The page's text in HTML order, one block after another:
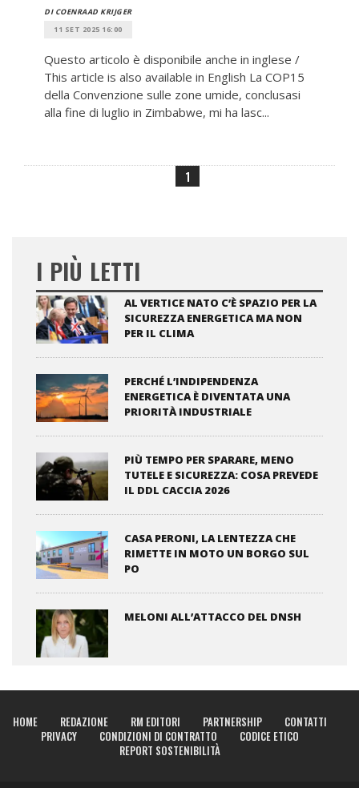
DI COENRAAD KRIJGER
11 SET 2025 16:00
Questo articolo è disponibile anche in inglese /
This article is also available in English La COP15
della Convenzione sulle zone umide, conclusasi
alla fine di luglio in Zimbabwe, mi ha lasc...
1
I PIÙ LETTI
AL VERTICE NATO C’È SPAZIO PER LA
SICUREZZA ENERGETICA MA NON
PER IL CLIMA
PERCHÉ L’INDIPENDENZA
ENERGETICA È DIVENTATA UNA
PRIORITÀ INDUSTRIALE
PIÙ TEMPO PER SPARARE, MENO
TUTELE E SICUREZZA: COSA PREVEDE
IL DDL CACCIA 2026
CASA PERONI, LA LENTEZZA CHE
RIMETTE IN MOTO UN BORGO SUL
PO
MELONI ALL’ATTACCO DEL DNSH
HOME REDAZIONE RM EDITORI PARTNERSHIP
CONTATTI
PRIVACY
CONDIZIONI DI CONTRATTO
CODICE ETICO
REPORT SOSTENIBILITÀ